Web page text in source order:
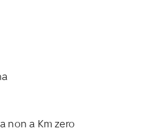
non a Km zero